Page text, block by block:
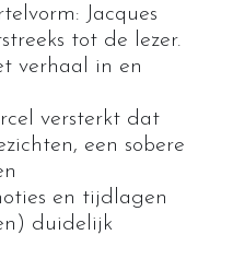
: Jacques
tot de lezer.
verhaal in en
versterkt dat
een sobere
en tijdlagen
duidelijk